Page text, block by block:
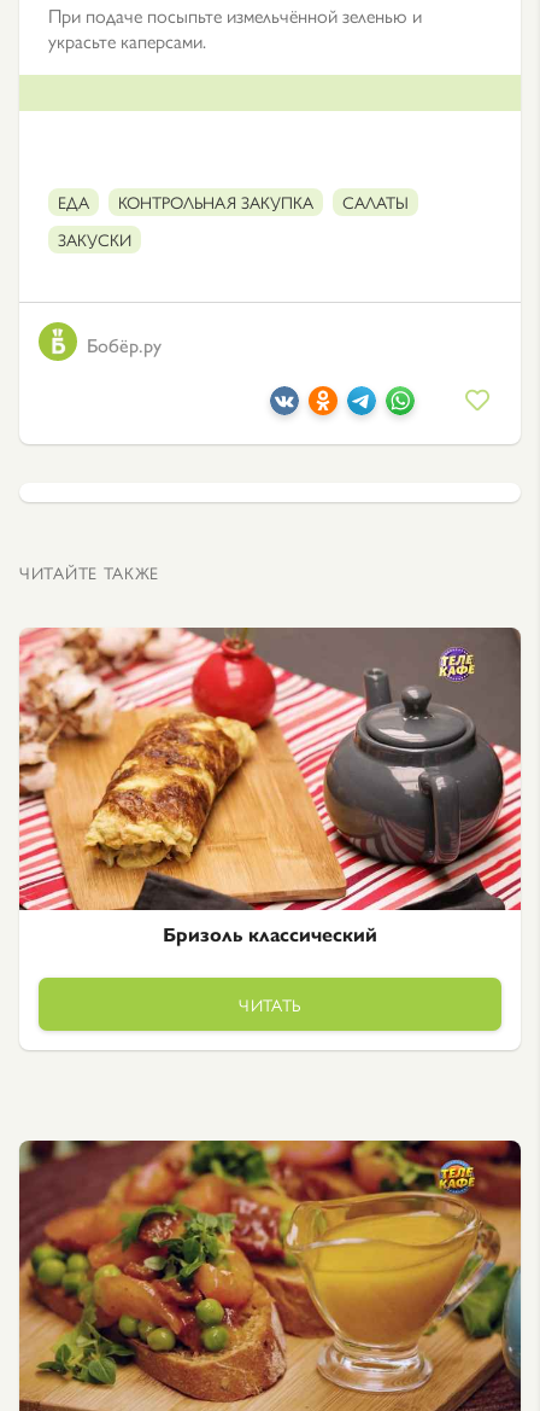
При подаче посыпьте измельчённой зеленью и
украсьте каперсами.
ЕДА КОНТРОЛЬНАЯ ЗАКУПКА
САЛАТЫ
ЗАКУСКИ
Бобёр.ру
ЧИТАЙТЕ ТАКЖЕ
Бризоль классический
ЧИТАТЬ